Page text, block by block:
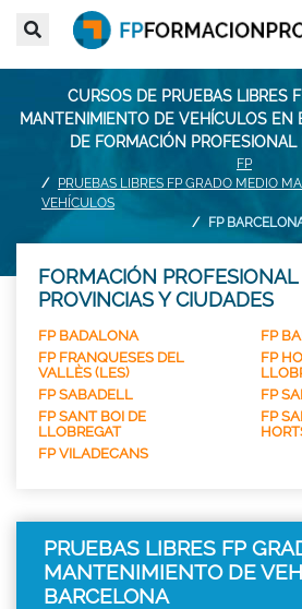
CURSOS DE PRUEBAS LIBRES
MANTENIMIENTO DE VEHÍCULOS EN
DE FORMACIÓN
FP
PRUEBAS LIBRES FP GRADO MEDIO
VEHÍCULOS
FP
FORMACIÓN PROFESIONAL
PROVINCIAS Y CIUDADES
FP BADALONA
FP
FP FRANQUESES DEL
VALLÈS (LES)
FP
FP SABADELL
FP
FP SANT BOI DE
LLOBREGAT
FP
FP VILADECANS
PRUEBAS LIBRES FP
MANTENIMIENTO DE
BARCELONA